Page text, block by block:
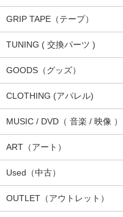
GRIP TAPE（テープ）
TUNING ( 交換パーツ )
GOODS（グッズ）
CLOTHING (アパレル)
MUSIC / DVD（ 音楽 / 映像 ）
ART（アート）
Used（中古）
OUTLET（アウトレット）